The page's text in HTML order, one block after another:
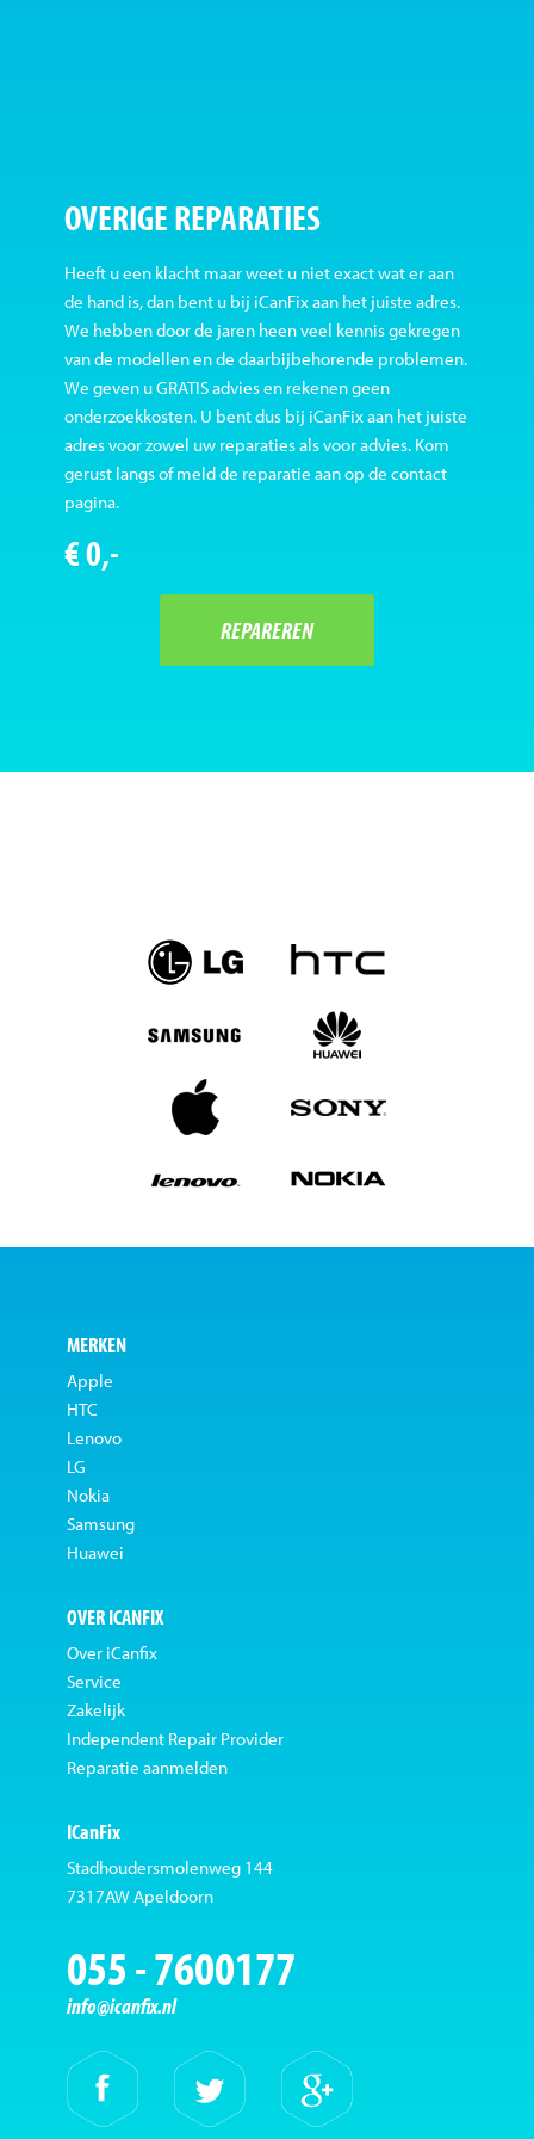
OVERIGE REPARATIES
Heeft u een klacht maar weet u niet exact wat er aan
de hand is, dan bent u bij iCanFix aan het juiste adres.
We hebben door de jaren heen veel kennis gekregen
van de modellen en de daarbijbehorende problemen.
We geven u GRATIS advies en rekenen geen
onderzoekkosten. U bent dus bij iCanFix aan het juiste
adres voor zowel uw reparaties als voor advies. Kom
gerust langs of meld de reparatie aan op de contact
pagina.
€ 0,-
REPAREREN
MERKEN
Apple
HTC
Lenovo
LG
Nokia
Samsung
Huawei
OVER ICANFIX
Over iCanfix
Service
Zakelijk
Independent Repair Provider
Reparatie aanmelden
ICanFix
Stadhoudersmolenweg 144
7317AW Apeldoorn
055 - 7600177
info@icanfix.nl